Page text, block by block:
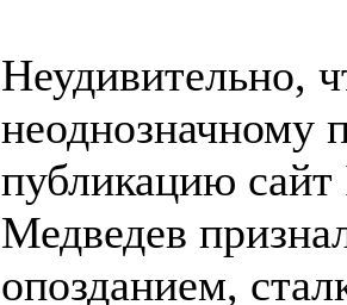
Неудивительно,
неоднозначному
публикацию
Медведев
опозданием,